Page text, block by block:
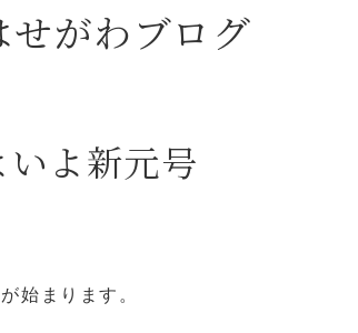
せがわブログ
いよ新元号
になりましたね。
始まります。